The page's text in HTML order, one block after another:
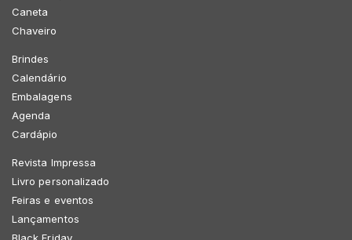
Caneta
Chaveiro
Brindes
Calendário
Embalagens
Agenda
Cardápio
Revista Impressa
Livro personalizado
Feiras e eventos
Lançamentos
Black Friday